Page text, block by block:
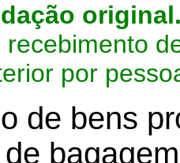
recebimento
por
de bens